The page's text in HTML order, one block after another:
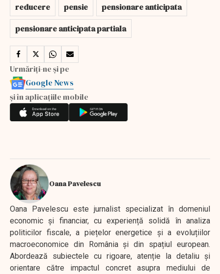
reducere pensie
pensionare anticipata
pensionare anticipata partiala
Urmăriți-ne și pe
Google News
și în aplicațiile mobile
Oana Pavelescu
Oana Pavelescu este jurnalist specializat în domeniul
economic și financiar, cu experiență solidă în analiza
politicilor fiscale, a piețelor energetice și a evoluțiilor
macroeconomice din România și din spațiul european.
Abordează subiectele cu rigoare, atenție la detaliu și
orientare către impactul concret asupra mediului de